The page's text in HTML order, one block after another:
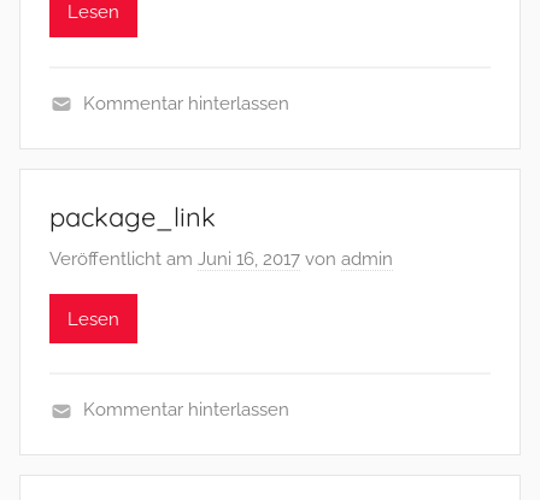
Lesen
Kommentar hinterlassen
package_link
Veröffentlicht am Juni 16, 2017 von admin
Lesen
Kommentar hinterlassen